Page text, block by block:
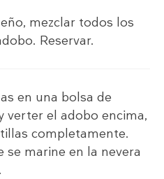
mezclar todos los
Reservar.
en una bolsa de
verter el adobo encima,
completamente.
se marine en la nevera